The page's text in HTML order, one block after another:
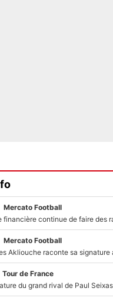
Mercato Football
Mercato Football
Tour de France